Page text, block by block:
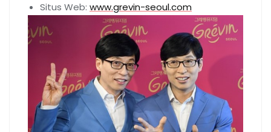
Situs Web: www.grevin-seoul.com